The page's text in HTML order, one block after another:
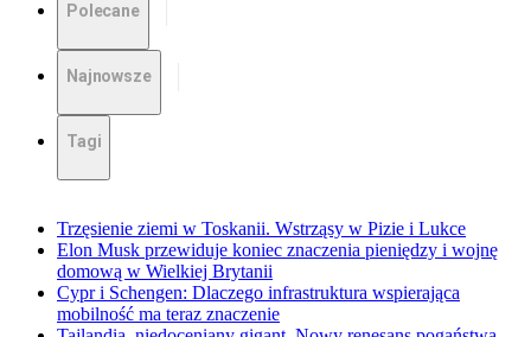
Polecane
Najnowsze
Tagi
Trzęsienie ziemi w Toskanii. Wstrząsy w Pizie i Lukce
Elon Musk przewiduje koniec znaczenia pieniędzy i wojnę
domową w Wielkiej Brytanii
Cypr i Schengen: Dlaczego infrastruktura wspierająca
mobilność ma teraz znaczenie